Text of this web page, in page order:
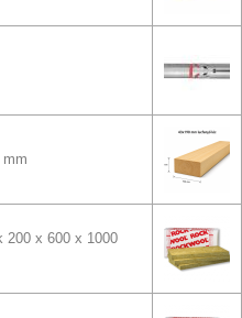
200 x 600 x 1000